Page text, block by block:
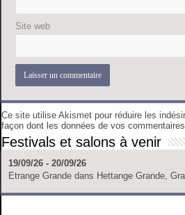
Site web
Ce site utilise Akismet pour réduire les
façon dont les données de vos
Festivals et salons à venir
19/09/26 - 20/09/26
Etrange Grande dans Hettange Grande,